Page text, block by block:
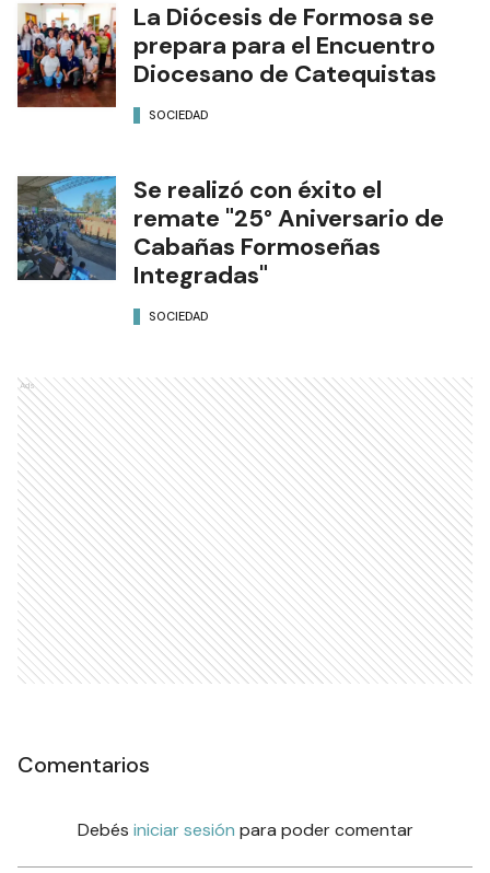
La Diócesis de Formosa se
prepara para el Encuentro
Diocesano de Catequistas
SOCIEDAD
Se realizó con éxito el
remate "25° Aniversario de
Cabañas Formoseñas
Integradas"
SOCIEDAD
Ads
Comentarios
Debés iniciar sesión para poder comentar